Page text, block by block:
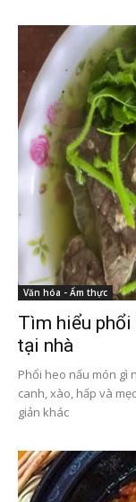
Văn hóa - Ẩm thực
Tìm hiểu phổi
tại nhà
Phổi heo nấu món gì
canh, xào, hấp và
giản khác